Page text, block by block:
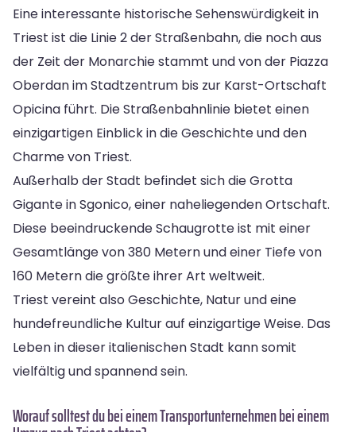
Eine interessante historische Sehenswürdigkeit in
Triest ist die Linie 2 der Straßenbahn, die noch aus
der Zeit der Monarchie stammt und von der Piazza
Oberdan im Stadtzentrum bis zur Karst-Ortschaft
Opicina führt. Die Straßenbahnlinie bietet einen
einzigartigen Einblick in die Geschichte und den
Charme von Triest.
Außerhalb der Stadt befindet sich die Grotta
Gigante in Sgonico, einer naheliegenden Ortschaft.
Diese beeindruckende Schaugrotte ist mit einer
Gesamtlänge von 380 Metern und einer Tiefe von
160 Metern die größte ihrer Art weltweit.
Triest vereint also Geschichte, Natur und eine
hundefreundliche Kultur auf einzigartige Weise. Das
Leben in dieser italienischen Stadt kann somit
vielfältig und spannend sein.
Worauf solltest du bei einem Transportunternehmen bei einem